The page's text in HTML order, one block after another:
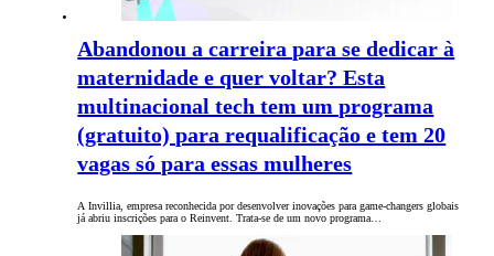
Abandonou a carreira para se dedicar à
maternidade e quer voltar? Esta
multinacional tech tem um programa
(gratuito) para requalificação e tem 20
vagas só para essas mulheres
A Invillia, empresa reconhecida por desenvolver inovações para game-changers globais
já abriu inscrições para o Reinvent. Trata-se de um novo programa…